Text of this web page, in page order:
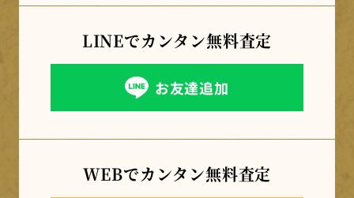
LINEでカンタン無料査定
お友達追加
WEBでカンタン無料査定